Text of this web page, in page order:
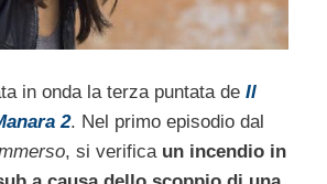
in onda la terza puntata de Il
2. Nel primo episodio dal
, si verifica un incendio in